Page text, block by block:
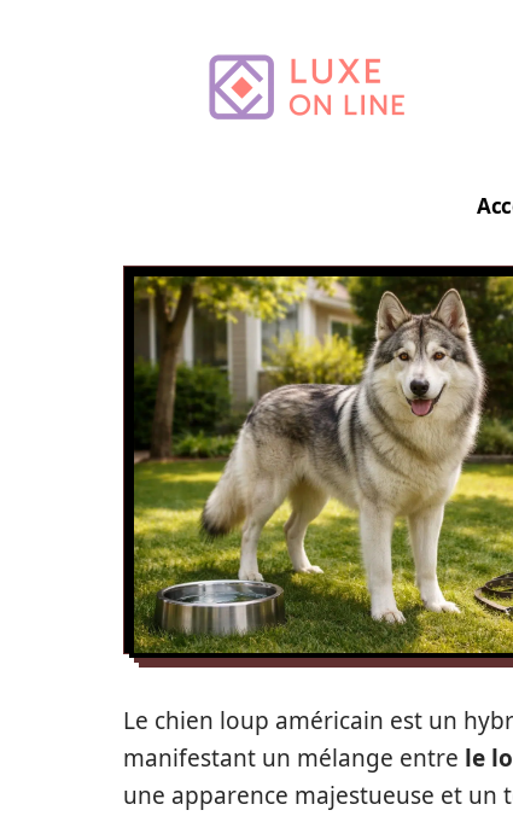
Le chien loup américain est un
manifestant un mélange entre le
une apparence majestueuse et